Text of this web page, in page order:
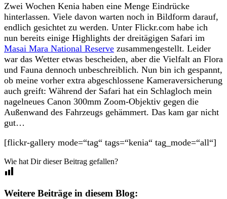
Zwei Wochen Kenia haben eine Menge Eindrücke
hinterlassen. Viele davon warten noch in Bildform darauf,
endlich gesichtet zu werden. Unter Flickr.com habe ich
nun bereits einige Highlights der dreitägigen Safari im
Masai Mara National Reserve zusammengestellt. Leider
war das Wetter etwas bescheiden, aber die Vielfalt an Flora
und Fauna dennoch unbeschreiblich. Nun bin ich gespannt,
ob meine vorher extra abgeschlossene Kameraversicherung
auch greift: Während der Safari hat ein Schlagloch mein
nagelneues Canon 300mm Zoom-Objektiv gegen die
Außenwand des Fahrzeugs gehämmert. Das kam gar nicht
gut…
[flickr-gallery mode=“tag“ tags=“kenia“ tag_mode=“all“]
Wie hat Dir dieser Beitrag gefallen?
Weitere Beiträge in diesem Blog: